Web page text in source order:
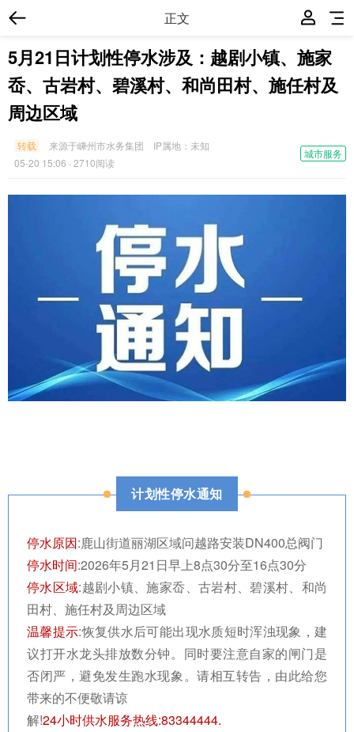
正文
5月21日计划性停水涉及：越剧小镇、施家
岙、古岩村、碧溪村、和尚田村、施任村及
周边区域
城市服务
转载 来源于嵊州市水务集团 IP属地： 未知
05-20 15:06 · 2710阅读
计划性停水通知
停水原因:鹿山街道丽湖区域问越路安装DN400总阀门
停水时间:2026年5月21日早上8点30分至16点30分
停水区域:越剧小镇、施家岙、古岩村、碧溪村、和尚
田村、施任村及周边区域
温馨提示:恢复供水后可能出现水质短时浑浊现象，建
议打开水龙头排放数分钟。同时要注意自家的闸门是
否闭严，避免发生跑水现象。请相互转告，由此给您
带来的不便敬请谅
解!24小时供水服务热线:83344444.